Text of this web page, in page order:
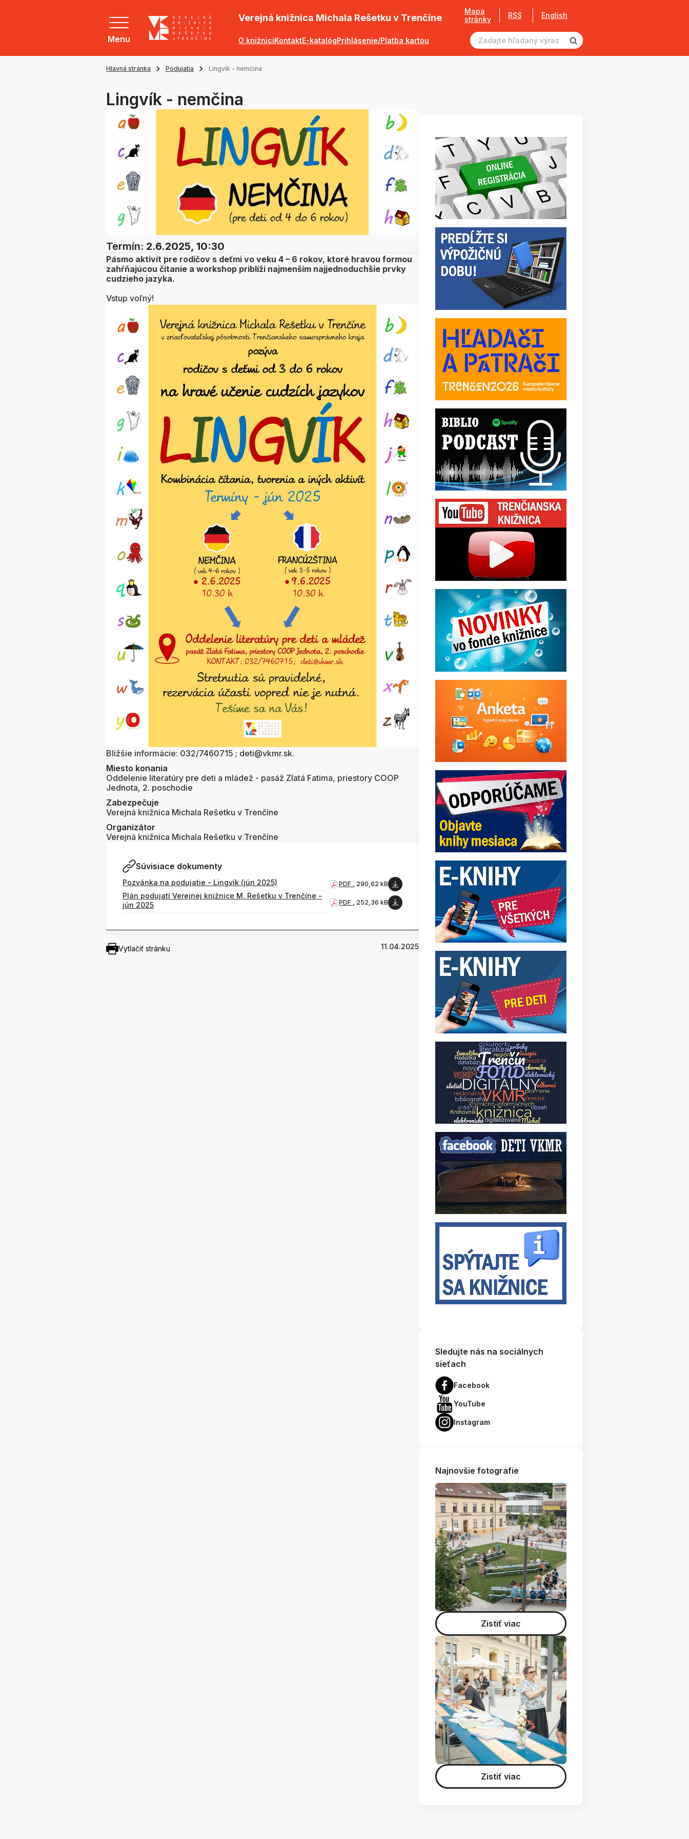
Menu
Verejná knižnica Michala Rešetku v Trenčíne
O knižniciKontaktE-katalógPrihlásenie/Platba kartou
Mapa
stránky
RSS English
Hlavná stránka Podujatia Lingvík - nemčina
Lingvík - nemčina
Termín: 2.6.2025, 10:30
Pásmo aktivít pre rodičov s deťmi vo veku 4 – 6 rokov, ktoré hravou formou
zahŕňajúcou čítanie a workshop priblíži najmenším najjednoduchšie prvky
cudzieho jazyka.
Vstup voľný!
Bližšie informácie: 032/7460715 ; deti@vkmr.sk.
Miesto konania
Oddelenie literatúry pre deti a mládež - pasáž Zlatá Fatima, priestory COOP
Jednota, 2. poschodie
Zabezpečuje
Verejná knižnica Michala Rešetku v Trenčíne
Organizátor
Verejná knižnica Michala Rešetku v Trenčíne
Súvisiace dokumenty
Pozvánka na podujatie - Lingvík (jún 2025) PDF , 290,62 kB
Plán podujatí Verejnej knižnice M. Rešetku v Trenčíne -
jún 2025
PDF , 252,36 kB
Vytlačiť stránku 11.04.2025
Sledujte nás na sociálnych
sieťach
Facebook
YouTube
Instagram
Najnovšie fotografie
Zistiť viac
Zistiť viac